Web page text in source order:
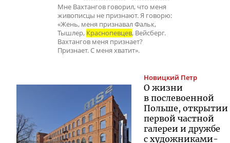
Мне Вахтангов говорил, что меня
живописцы не признают. Я говорю:
«Жень, меня признавал Фальк,
Тышлер, Краснопевцев, Вейсберг.
Вахтангов меня признает?
Признает. С меня хватит».
Новицкий Петр
О жизни
в послевоенной
Польше, открытии
первой частной
галереи и дружбе
с художниками-